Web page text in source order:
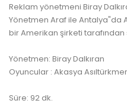
Reklam yönetmeni Biray
Yönetmen Araf ile Antalya"da
bir Amerikan şirketi tarafından
Yönetmen: Biray Dalkıran
Oyuncular : Akasya
Süre: 92 dk.